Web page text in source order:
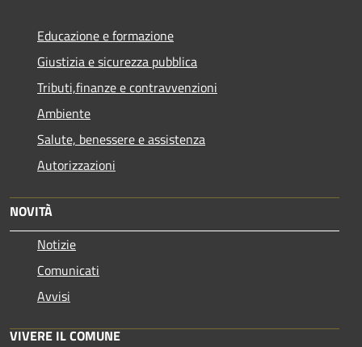
Educazione e formazione
Giustizia e sicurezza pubblica
Tributi,finanze e contravvenzioni
Ambiente
Salute, benessere e assistenza
Autorizzazioni
NOVITÀ
Notizie
Comunicati
Avvisi
VIVERE IL COMUNE